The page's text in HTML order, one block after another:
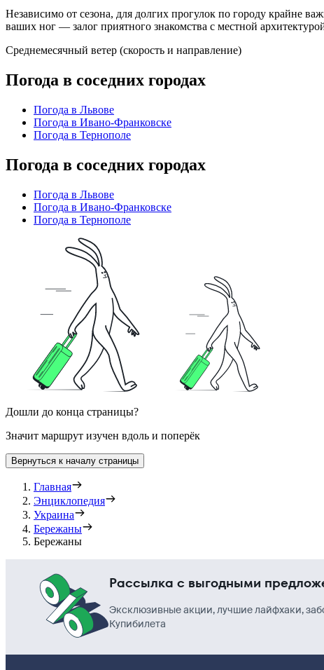
Независимо от сезона, для долгих прогулок по городу крайне
ваших ног — залог приятного знакомства с местной
Среднемесячный ветер (скорость и направление)
Погода в соседних городах
Погода в Львове
Погода в Ивано-Франковске
Погода в Тернополе
Погода в соседних городах
Погода в Львове
Погода в Ивано-Франковске
Погода в Тернополе
Дошли до конца страницы?
Значит маршрут изучен вдоль и поперёк
Вернуться к началу страницы
Главная
Энциклопедия
Украина
Бережаны
Бережаны
Рассылка с выгодными
Эксклюзивные акции, лучшие лайфхаки,
Купибилета